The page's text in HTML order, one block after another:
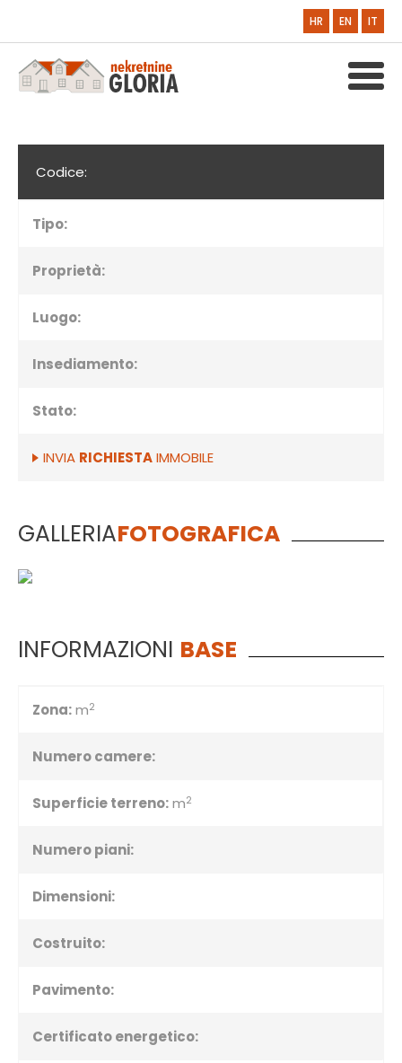
HR EN IT
Codice:
Tipo:
Proprietà:
Luogo:
Insediamento:
Stato:
INVIA RICHIESTAIMMOBILE
GALLERIAFOTOGRAFICA
INFORMAZIONI BASE
Zona:m2
Numero camere:
Superficie terreno:m2
Numero piani:
Dimensioni:
Costruito:
Pavimento:
Certificato energetico: